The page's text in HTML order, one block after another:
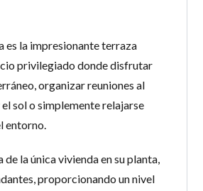
es la impresionante terraza
privilegiado donde disfrutar
organizar reuniones al
sol o simplemente relajarse
entorno.
de la única vivienda en su planta,
proporcionando un nivel